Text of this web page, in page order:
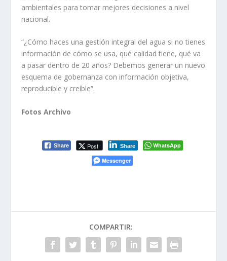
ambientales para tomar mejores decisiones a nivel
nacional.
“¿Cómo haces una gestión integral del agua si no tienes
información de cómo se usa, qué calidad tiene, qué va
a pasar dentro de 20 años? Debemos generar un nuevo
esquema de gobernanza con información objetiva,
reproducible y creíble”.
Fotos Archivo
Share Post Share
WhatsApp
Messenger
COMPARTIR: